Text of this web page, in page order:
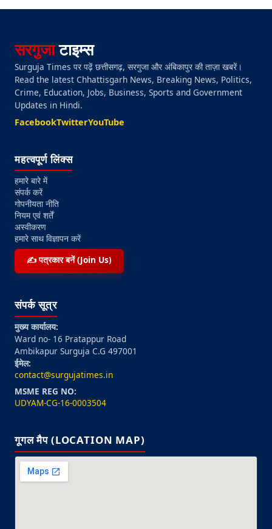
सरगुजाटाइम्स
Surguja Times पर पढ़ें छत्तीसगढ़, सरगुजा और अंबिकापुर की ताज़ा खबरें।
Read the latest Chhattisgarh News, Breaking News, Politics,
Crime, Education, Jobs, Business, Sports and Government
Updates in Hindi.
FacebookTwitterYouTube
महत्वपूर्ण लिंक्स
हमारे बारे में
संपर्क करें
गोपनीयता नीति
नियम एवं शर्तें
अस्वीकरण
हमारे साथ विज्ञापन करें
✍️ पत्रकार बनें (Join Us)
संपर्क सूत्र
मुख्य कार्यालय:
Ward no- 16 Pratappur Road
Ambikapur Surguja C.G 497001
ईमेल:
contact@surgujatimes.in
MSME REG NO:
UDYAM-CG-16-0003504
गूगल मैप (LOCATION MAP)